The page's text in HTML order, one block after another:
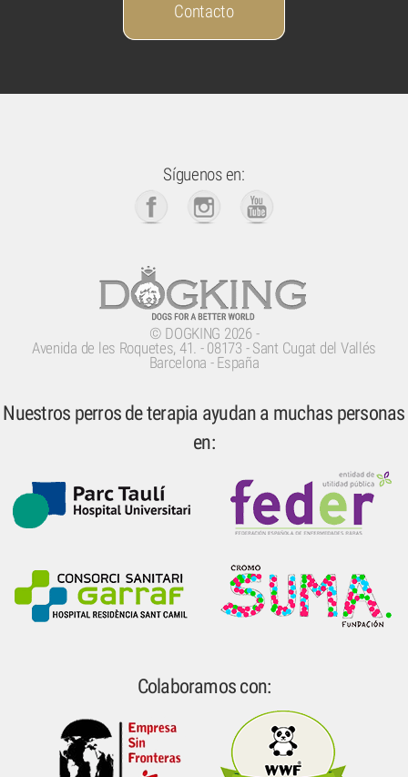
Contacto
Síguenos en:
© DOGKING 2026 -
Avenida de les Roquetes, 41. - 08173 - Sant Cugat del Vallés
Barcelona - España
Nuestros perros de terapia ayudan a muchas personas
en:
Colaboramos con: